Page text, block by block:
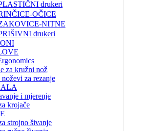
drukeri
OČICE
NITNE
drukeri
za kružni nož
za rezanje
i mjerenje
krojače
strojno šivanje